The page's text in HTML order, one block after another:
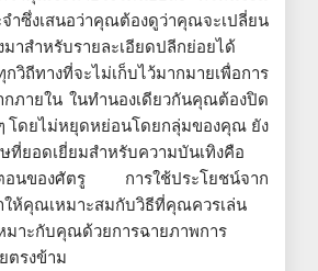
ำซึ่งเสนอว่าคุณต้องดูว่าคุณจะเปลี่ยน
มาสำหรับรายละเอียดปลีกย่อยได้
ทางที่จะไม่เก็บไว้มากมายเพื่อการ
ภายใน ในทำนองเดียวกันคุณต้องปิด
โดยไม่หยุดหย่อนโดยกลุ่มของคุณ ยัง
ที่ยอดเยี่ยมสำหรับความบันเทิงคือ
อนของศัตรู การใช้ประโยชน์จาก
ห้คุณเหมาะสมกับวิธีที่คุณควรเล่น
มาะกับคุณด้วยการฉายภาพการ
ตรงข้าม